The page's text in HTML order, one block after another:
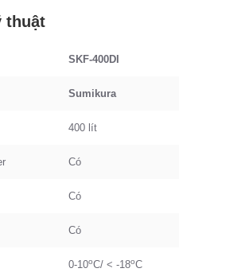
thuật
SKF-400DI
Sumikura
400 lít
Có
Có
Có
0-10oC/ < -18oC